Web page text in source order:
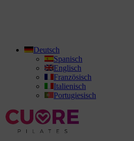
Deutsch
Spanisch
Englisch
Französisch
Italienisch
Portugiesisch